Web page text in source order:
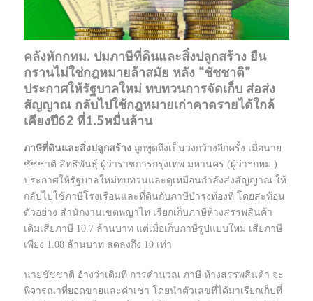
คลังหักกทม. ปมภาษีที่ดินและสิ่งปลูกสร้าง ยืน
กรานไม่ใช่กฎหมายล้าสมัย หลัง “ชัชชาติ”
ประกาศให้รัฐบาลใหม่ ทบทวนการจัดเก็บ ส่อส่ง
สัญญาณ กลับไปใช้กฎหมายเก่าคาดรายได้ใกล้
เคียงปี62 ที่1.5หมื่นล้าน
ภาษีที่ดินและสิ่งปลูกสร้าง ถูกพูดถึงเป็นวงกว้างอีกครั้ง เมื่อนาย
ชัชชาติ สิทธิพันธุ์ ผู้ว่าราชการกรุงเทพ มหานคร (ผู้ว่าฯกทม.)
ประกาศให้รัฐบาลใหม่ทบทวนและดูเหมือนกำลังส่งสัญญาณ ให้
กลับไปใช้ภาษีโรงเรือนและที่ดินกับภาษีบำรุงท้องที่ โดยสะท้อน
ตัวอย่าง สำนักงานเขตพญาไท เรียกเก็บภาษีห้างสรรพสินค้า
เดิมเสียภาษี 10.7 ล้านบาท แต่เมื่อเก็บภาษีรูปแบบใหม่ เสียภาษี
เพียง 1.08 ล้านบาท ลดลงถึง 10 เท่า
นายชัชชาติ อ้างว่าเดิมที การคำนวณ ภาษี ห้างสรรพสินค้า จะ
พิจารณาที่ยอดขายและค่าเช่า โดยนำตัวเลขที่ได้มาเรียกเก็บที่